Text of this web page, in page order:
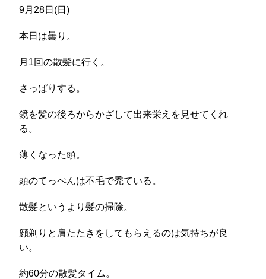
9月28日(日)
本日は曇り。
月1回の散髪に行く。
さっぱりする。
鏡を髪の後ろからかざして出来栄えを見せてくれ
る。
薄くなった頭。
頭のてっぺんは不毛で禿ている。
散髪というより髪の掃除。
顔剃りと肩たたきをしてもらえるのは気持ちが良
い。
約60分の散髪タイム。